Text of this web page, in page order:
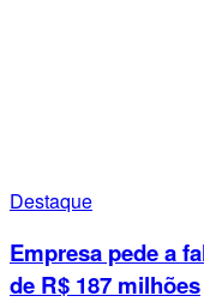
Destaque
Empresa pede a
de R$ 187 milhões